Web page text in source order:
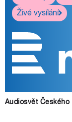
Živé vysílání
Audiosvět